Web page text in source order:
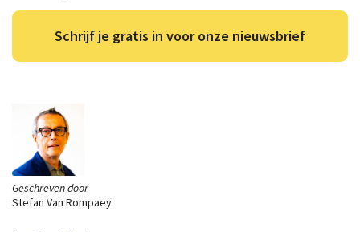
Geschreven door
Stefan Van Rompaey
Schrijf je gratis in voor onze nieuwsbrief